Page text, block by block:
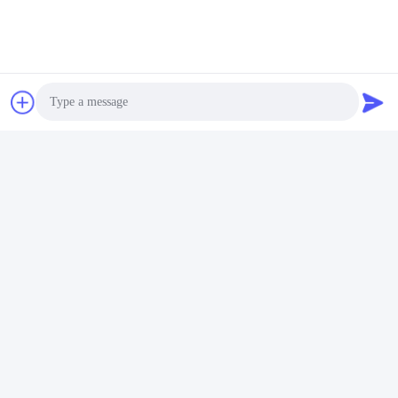
Senden Sie